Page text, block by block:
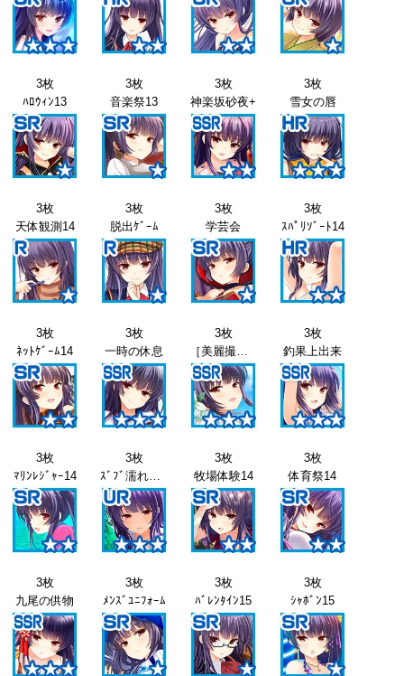
3枚
ﾊﾛｳｨﾝ13
3枚
音楽祭13
3枚
神楽坂砂夜+
3枚
雪女の唇
3枚
天体観測14
3枚
脱出ｹﾞｰﾑ
3枚
学芸会
3枚
ｽﾊﾟﾘｿﾞｰﾄ14
3枚
ﾈｯﾄｹﾞｰﾑ14
3枚
一時の休息
3枚
［美麗撮影］神楽坂砂夜
3枚
釣果上出来
3枚
ﾏﾘﾝﾚｼﾞｬｰ14
3枚
ｽﾞﾌﾞ濡れ体験
3枚
牧場体験14
3枚
体育祭14
3枚
九尾の供物
3枚
ﾒﾝｽﾞﾕﾆﾌｫｰﾑ
3枚
ﾊﾞﾚﾝﾀｲﾝ15
3枚
ｼｬﾎﾞﾝ15